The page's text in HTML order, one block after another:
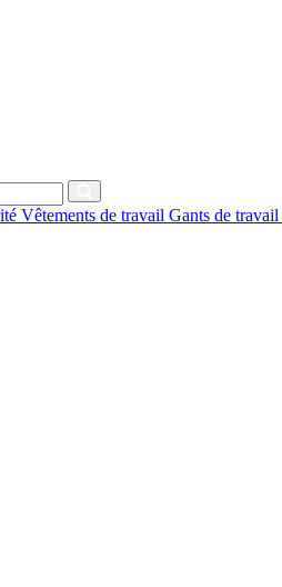
Vêtements de travail Gants de travail